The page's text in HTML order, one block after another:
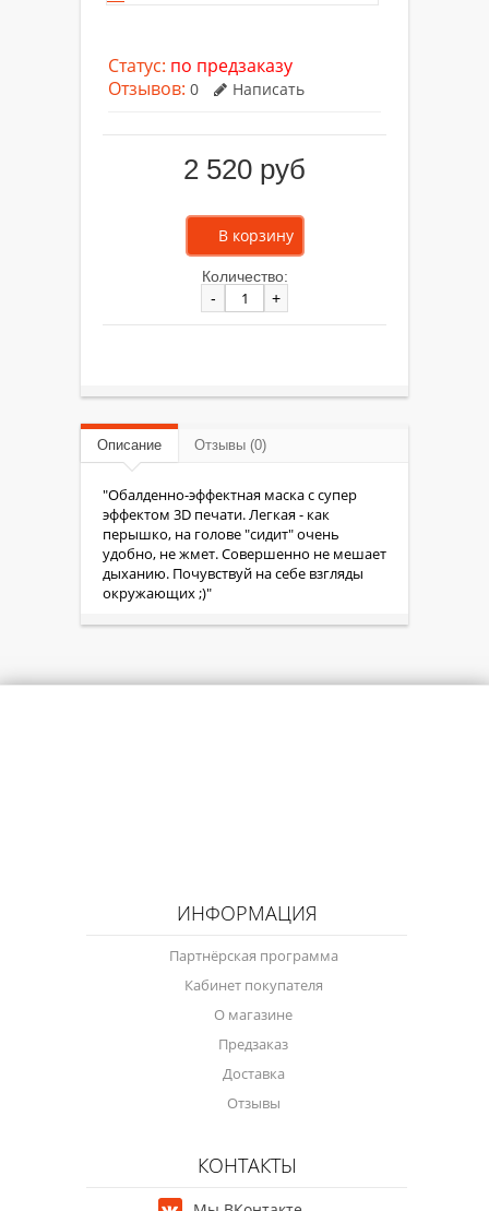
Статус: по предзаказу
Отзывов: 0 Написать
2 520 руб
Количество:
-
+
Описание Отзывы (0)
"Обалденно-эффектная маска с супер
эффектом 3D печати. Легкая - как
перышко, на голове "сидит" очень
удобно, не жмет. Совершенно не мешает
дыханию. Почувствуй на себе взгляды
окружающих ;)"
ИНФОРМАЦИЯ
Партнёрская программа
Кабинет покупателя
О магазине
Предзаказ
Доставка
Отзывы
КОНТАКТЫ